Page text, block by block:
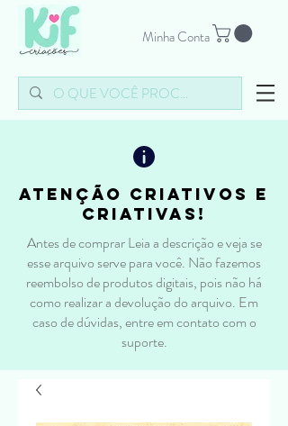
Minha Conta
atenção criativos e
criativas!
Antes de comprar Leia a descrição e veja se
esse arquivo serve para você. Não fazemos
reembolso de produtos digitais, pois não há
como realizar a devolução do arquivo. Em
caso de dúvidas, entre em contato com o
suporte.